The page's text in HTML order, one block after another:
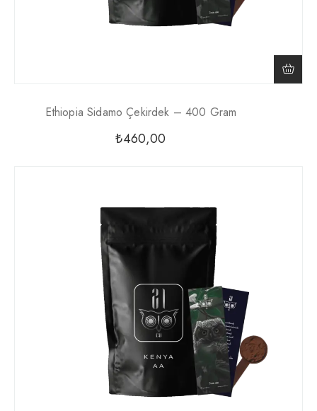
Ethiopia Sidamo Çekirdek – 400 Gram
₺460,00